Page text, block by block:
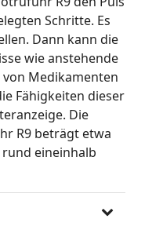
Schritte. Es
Dann kann die
wie anstehende
Medikamenten
Fähigkeiten dieser
Die
R9 beträgt etwa
eineinhalb